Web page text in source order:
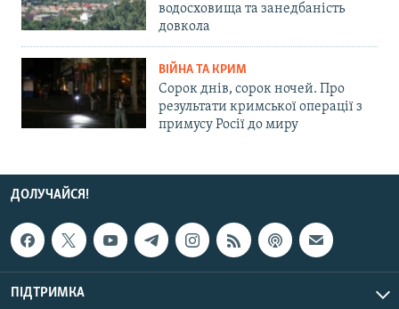
водосховища та занедбаність
довкола
ВІЙНА ТА КРИМ
Сорок днів, сорок ночей. Про
результати кримської операції з
примусу Росії до миру
ДОЛУЧАЙСЯ!
ПІДТРИМКА